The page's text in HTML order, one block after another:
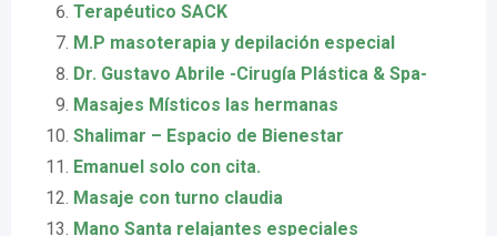
Terapéutico SACK
M.P masoterapia y depilación especial
Dr. Gustavo Abrile -Cirugía Plástica & Spa-
Masajes Místicos las hermanas
Shalimar – Espacio de Bienestar
Emanuel solo con cita.
Masaje con turno claudia
Mano Santa relajantes especiales